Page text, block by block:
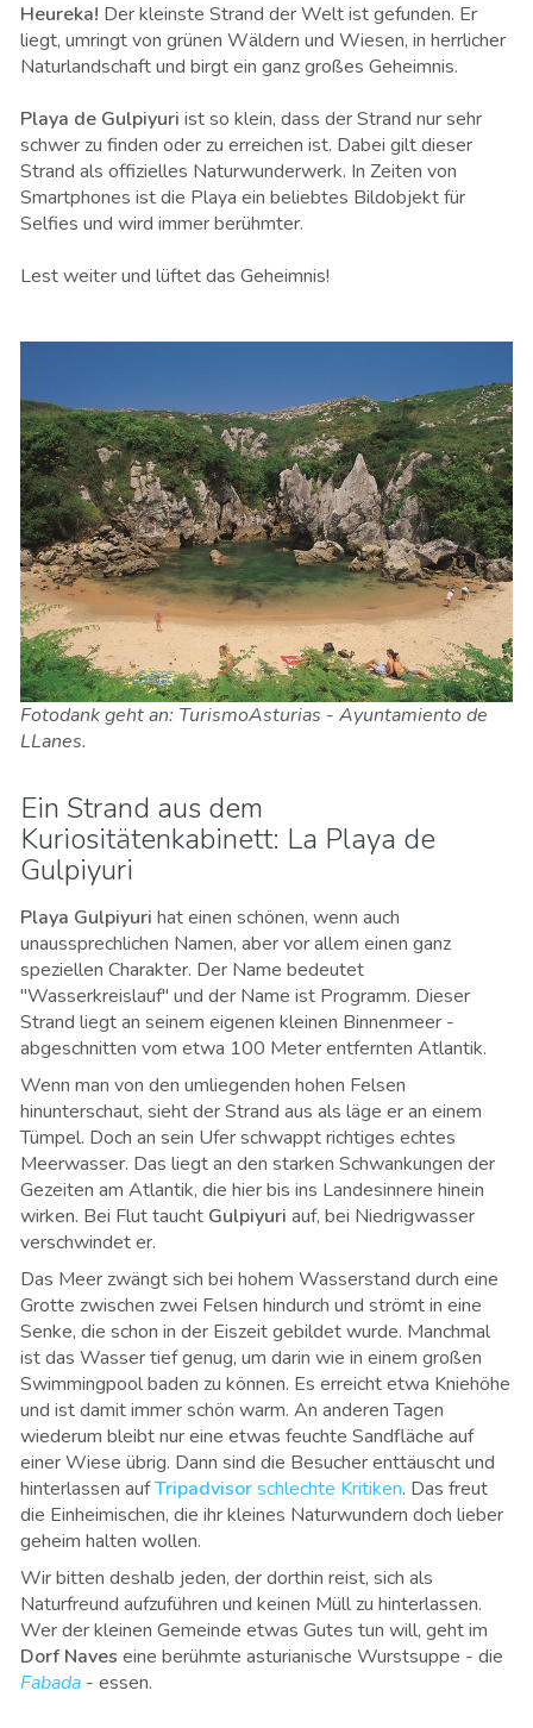
Heureka! Der kleinste Strand der Welt ist gefunden. Er
liegt, umringt von grünen Wäldern und Wiesen, in herrlicher
Naturlandschaft und birgt ein ganz großes Geheimnis.
Playa de Gulpiyuri ist so klein, dass der Strand nur sehr
schwer zu finden oder zu erreichen ist. Dabei gilt dieser
Strand als offizielles Naturwunderwerk. In Zeiten von
Smartphones ist die Playa ein beliebtes Bildobjekt für
Selfies und wird immer berühmter.
Lest weiter und lüftet das Geheimnis!
Fotodank geht an: TurismoAsturias - Ayuntamiento de
LLanes.
Ein Strand aus dem
Kuriositätenkabinett: La Playa de
Gulpiyuri
Playa Gulpiyuri hat einen schönen, wenn auch
unaussprechlichen Namen, aber vor allem einen ganz
speziellen Charakter. Der Name bedeutet
"Wasserkreislauf" und der Name ist Programm. Dieser
Strand liegt an seinem eigenen kleinen Binnenmeer -
abgeschnitten vom etwa 100 Meter entfernten Atlantik.
Wenn man von den umliegenden hohen Felsen
hinunterschaut, sieht der Strand aus als läge er an einem
Tümpel. Doch an sein Ufer schwappt richtiges echtes
Meerwasser. Das liegt an den starken Schwankungen der
Gezeiten am Atlantik, die hier bis ins Landesinnere hinein
wirken. Bei Flut taucht Gulpiyuri auf, bei Niedrigwasser
verschwindet er.
Das Meer zwängt sich bei hohem Wasserstand durch eine
Grotte zwischen zwei Felsen hindurch und strömt in eine
Senke, die schon in der Eiszeit gebildet wurde. Manchmal
ist das Wasser tief genug, um darin wie in einem großen
Swimmingpool baden zu können. Es erreicht etwa Kniehöhe
und ist damit immer schön warm. An anderen Tagen
wiederum bleibt nur eine etwas feuchte Sandfläche auf
einer Wiese übrig. Dann sind die Besucher enttäuscht und
hinterlassen aufTripadvisorschlechte Kritiken. Das freut
die Einheimischen, die ihr kleines Naturwundern doch lieber
geheim halten wollen.
Wir bitten deshalb jeden, der dorthin reist, sich als
Naturfreund aufzuführen und keinen Müll zu hinterlassen.
Wer der kleinen Gemeinde etwas Gutes tun will, geht im
Dorf Naves eine berühmte asturianische Wurstsuppe - die
Fabada - essen.